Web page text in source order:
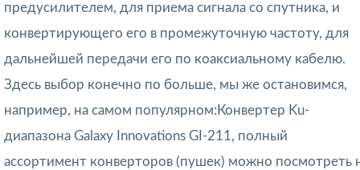
предусилителем, для приема сигнала со спутника, и
конвертирующего его в промежуточную частоту, для
дальнейшей передачи его по коаксиальному кабелю.
Здесь выбор конечно по больше, мы же остановимся,
например, на самом популярном:Конвертер Ku-
диапазона Galaxy Innovations GI-211, полный
ассортимент конверторов (пушек) можно посмотреть